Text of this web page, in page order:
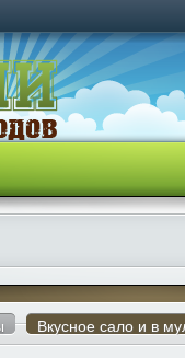
Вкусное сало и в